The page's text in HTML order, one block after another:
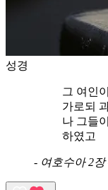
성경
그 여인
가로되
나 그들
하였고
- 여호수아 2장